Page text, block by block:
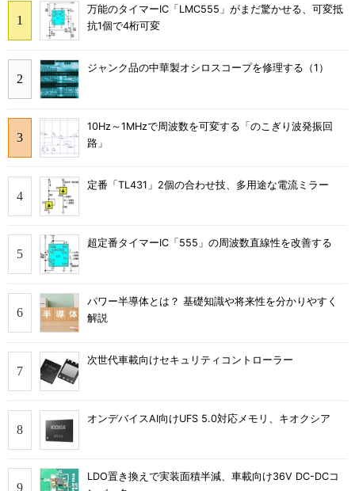
万能のタイマーIC「LMC555」がまだ驚かせる、可変抵
抗1個で4桁可変
ジャンク品の中華製オシロスコープを修理する（1）
10Hz～1MHzで周波数を可変する「のこぎり波発振回
路」
定番「TL431」2個の合わせ技、多用途な電流ミラー
超定番タイマーIC「555」の周波数直線性を改善する
パワー半導体とは？ 基礎知識や将来性を分かりやすく
解説
次世代車載向けセキュリティコントローラー
オンデバイスAI向けUFS 5.0対応メモリ、キオクシア
LDO置き換えで実装面積半減、車載向け36V DC-DCコ